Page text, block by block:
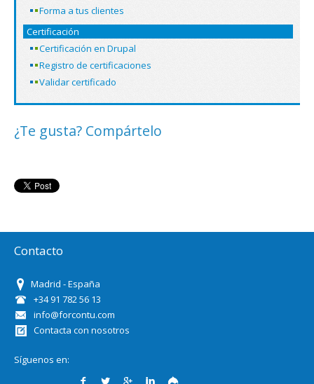
Forma a tus clientes
Certificación
Certificación en Drupal
Registro de certificaciones
Validar certificado
¿Te gusta? Compártelo
Contacto
Madrid - España
+34 91 782 56 13
info@forcontu.com
Contacta con nosotros
Síguenos en: